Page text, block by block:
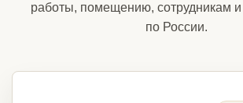
работы, помещению, сотрудникам
по России.